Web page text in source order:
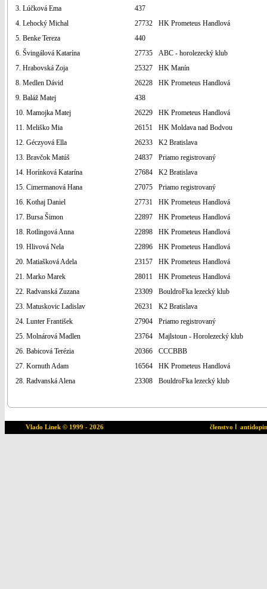
3. Lúčková Ema
437
4. Lehocký Michal
27732
HK Prometeus Handlová
5. Benke Tereza
440
6. Švingálová Katarína
27735
ABC - horolezecký klub
7. Hrabovská Zoja
25327
HK Manín
8. Medlen Dávid
26228
HK Prometeus Handlová
9. Baláž Matej
438
10. Mamojka Matej
26229
HK Prometeus Handlová
11. Meliško Mia
26151
HK Moldava nad Bodvou
12. Géczyová Ella
26233
K2 Bratislava
13. Bravčok Matúš
24837
Priamo registrovaný
14. Horínková Katarína
27684
K2 Bratislava
15. Cimermanová Hana
27075
Priamo registrovaný
16. Kothaj Daniel
27731
HK Prometeus Handlová
17. Bursa Šimon
22897
HK Prometeus Handlová
18. Rotlingová Anna
22898
HK Prometeus Handlová
19. Hlivová Nela
22896
HK Prometeus Handlová
20. Matiašková Adela
23157
HK Prometeus Handlová
21. Marko Marek
28011
HK Prometeus Handlová
22. Radvanská Zuzana
23309
BouldroFka lezecký klub
23. Matuskovic Ladislav
26231
K2 Bratislava
24. Lunter František
27904
Priamo registrovaný
25. Molnárová Madlen
23764
Majlstoun - Horolezecký klub
26. Babicová Terézia
20366
CCCBBB
27. Kornuth Adam
16564
HK Prometeus Handlová
28. Radvanská Alena
23308 BouldroFka lezecký klub
Vlado Linek© 1999 - 2026 členstvo